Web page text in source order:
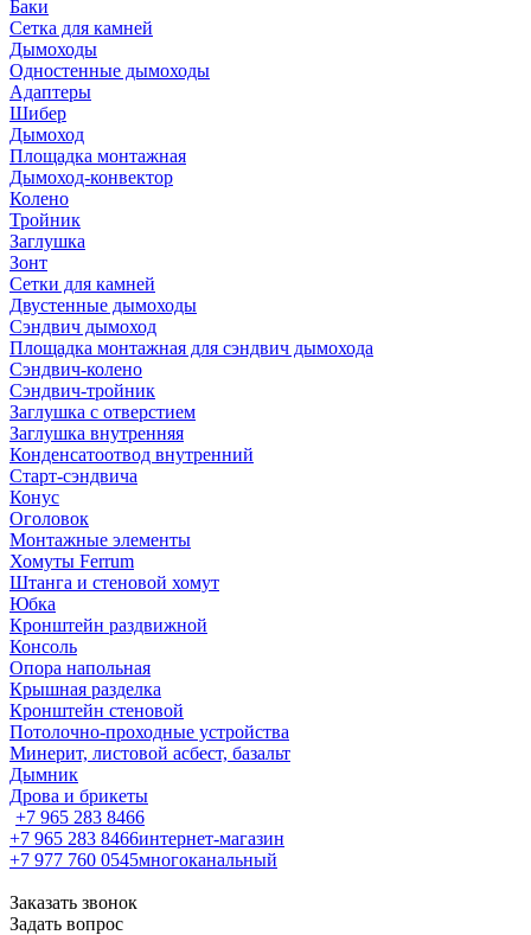
Баки
Сетка для камней
Дымоходы
Одностенные дымоходы
Адаптеры
Шибер
Дымоход
Площадка монтажная
Дымоход-конвектор
Колено
Тройник
Заглушка
Зонт
Сетки для камней
Двустенные дымоходы
Сэндвич дымоход
Площадка монтажная для сэндвич дымохода
Сэндвич-колено
Сэндвич-тройник
Заглушка с отверстием
Заглушка внутренняя
Конденсатоотвод внутренний
Старт-сэндвича
Конус
Оголовок
Монтажные элементы
Хомуты Ferrum
Штанга и стеновой хомут
Юбка
Кронштейн раздвижной
Консоль
Опора напольная
Крышная разделка
Кронштейн стеновой
Потолочно-проходные устройства
Минерит, листовой асбест, базальт
Дымник
Дрова и брикеты
+7 965 283 8466
+7 965 283 8466интернет-магазин
+7 977 760 0545многоканальный
Заказать звонок
Задать вопрос